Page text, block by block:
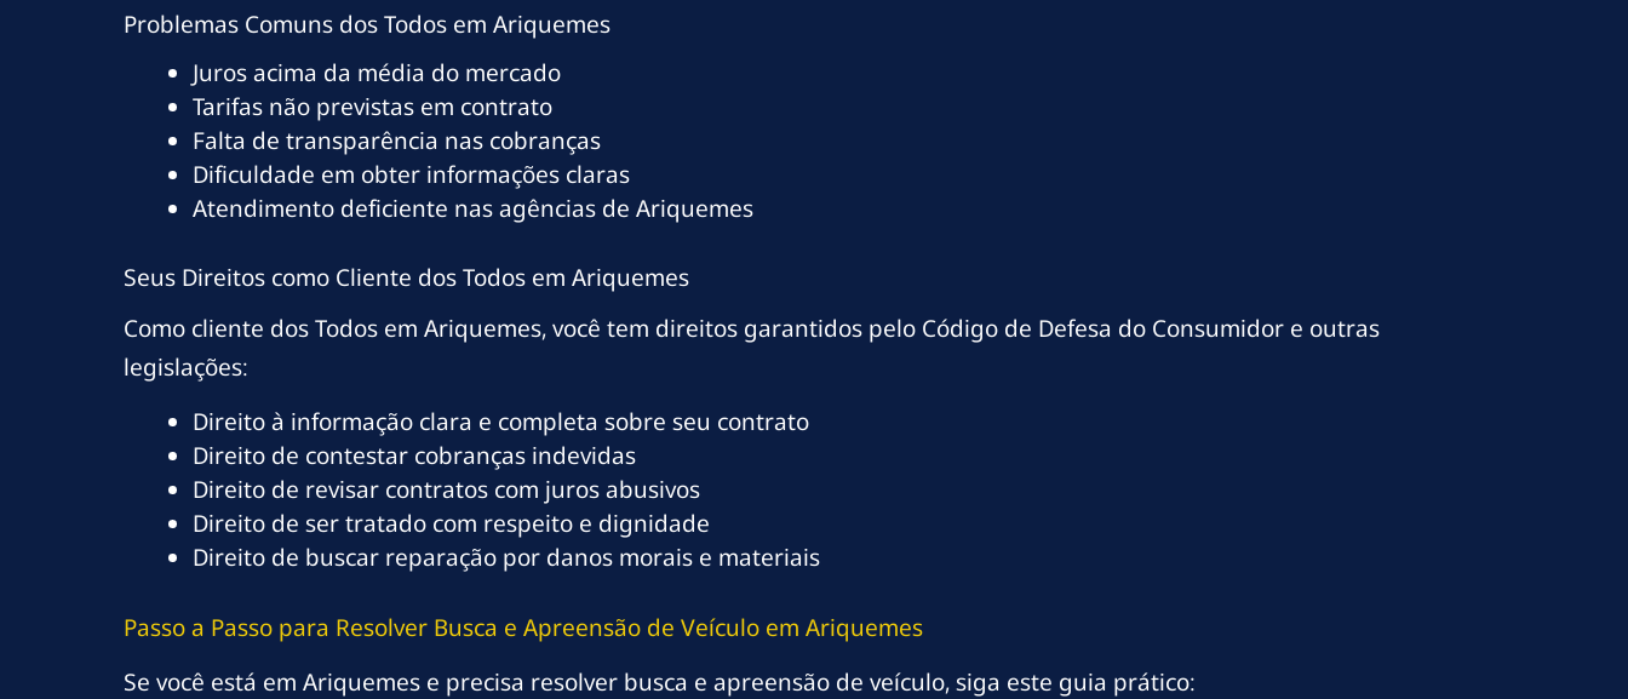
Problemas Comuns dos Todos em Ariquemes
Juros acima da média do mercado
Tarifas não previstas em contrato
Falta de transparência nas cobranças
Dificuldade em obter informações claras
Atendimento deficiente nas agências de Ariquemes
Seus Direitos como Cliente dos Todos em Ariquemes
Como cliente dos Todos em Ariquemes, você tem direitos garantidos pelo Código de Defesa do Consumidor e outras
legislações:
Direito à informação clara e completa sobre seu contrato
Direito de contestar cobranças indevidas
Direito de revisar contratos com juros abusivos
Direito de ser tratado com respeito e dignidade
Direito de buscar reparação por danos morais e materiais
Passo a Passo para Resolver Busca e Apreensão de Veículo em Ariquemes
Se você está em Ariquemes e precisa resolver busca e apreensão de veículo, siga este guia prático: